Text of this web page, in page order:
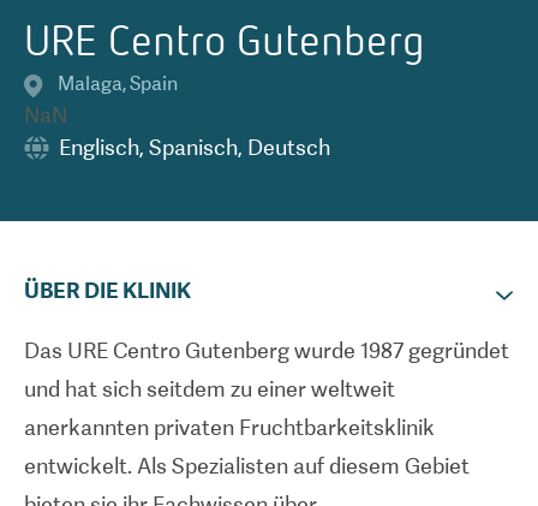
URE Centro Gutenberg
Malaga,Spain
NaN
Englisch, Spanisch, Deutsch
ÜBER DIE KLINIK
Das URE Centro Gutenberg wurde 1987 gegründet
und hat sich seitdem zu einer weltweit
anerkannten privaten Fruchtbarkeitsklinik
entwickelt. Als Spezialisten auf diesem Gebiet